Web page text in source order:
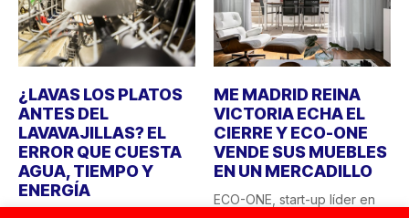
¿LAVAS LOS PLATOS
ANTES DEL
LAVAVAJILLAS? EL
ERROR QUE CUESTA
AGUA, TIEMPO Y
ENERGÍA
ME MADRID REINA
VICTORIA ECHA EL
CIERRE Y ECO-ONE
VENDE SUS MUEBLES
EN UN MERCADILLO
ECO-ONE, start-up líder en